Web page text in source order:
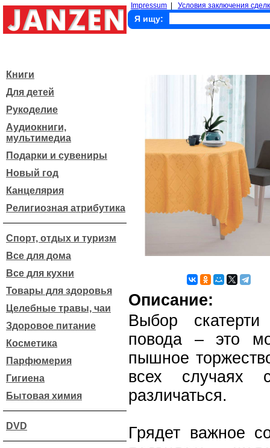
Impressum Условия заключения
Я ищу:
Книги
Для детей
Рукоделие
Аудиокниги,
мультимедиа
Подарки и сувениры
Новый год
Канцелярия
Религиозная атрибутика
Спорт, отдых и туризм
Все для дома
Все для кухни
Товары для здоровья
Целебные травы, чаи
Здоровое питание
Косметика
Парфюмерия
Гигиена
Бытовая химия
DVD
Описание:
Выбор
повода – это
пышное
всех случаях
различаться.
Грядет важное